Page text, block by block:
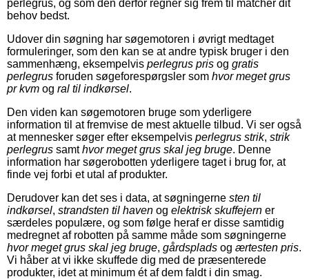
perlegrus, og som den derfor regner sig frem til matcher dit
behov bedst.
Udover din søgning har søgemotoren i øvrigt medtaget
formuleringer, som den kan se at andre typisk bruger i den
sammenhæng, eksempelvis perlegrus pris og gratis
perlegrus foruden søgeforespørgsler som hvor meget grus
pr kvm og ral til indkørsel.
Den viden kan søgemotoren bruge som yderligere
information til at fremvise de mest aktuelle tilbud. Vi ser også
at mennesker søger efter eksempelvis perlegrus strik, strik
perlegrus samthvor meget grus skal jeg bruge. Denne
information har søgerobotten yderligere taget i brug for, at
finde vej forbi et utal af produkter.
Derudover kan det ses i data, at søgningerne sten til
indkørsel, strandsten til haven og elektrisk skuffejern er
særdeles populære, og som følge heraf er disse samtidig
medregnet af robotten på samme måde som søgningerne
hvor meget grus skal jeg bruge, gårdsplads og ærtesten pris.
Vi håber at vi ikke skuffede dig med de præsenterede
produkter, idet at minimum ét af dem faldt i din smag.